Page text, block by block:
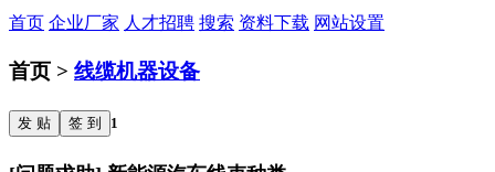
首页 企业厂家 人才招聘 搜索 资料下载 网站设置
首页 > 线缆机器设备
发 贴 签 到 1